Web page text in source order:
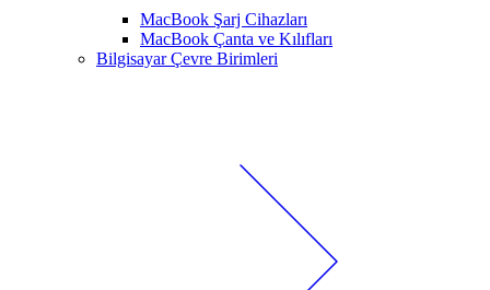
MacBook Şarj Cihazları
MacBook Çanta ve Kılıfları
Bilgisayar Çevre Birimleri